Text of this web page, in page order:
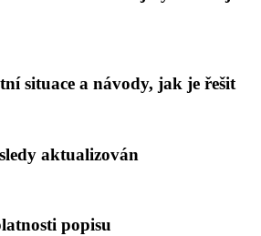
situace a návody, jak je řešit
aktualizován
popisu